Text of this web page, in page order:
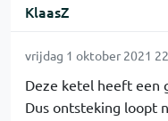
KlaasZ
vrijdag 1 oktober 2021
Deze ketel heeft een
Dus ontsteking loopt